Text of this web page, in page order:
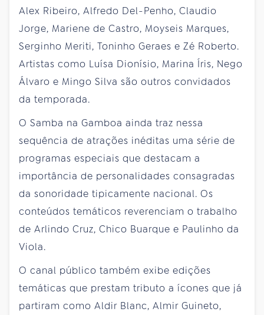
Alex Ribeiro, Alfredo Del-Penho, Claudio
Jorge, Mariene de Castro, Moyseis Marques,
Serginho Meriti, Toninho Geraes e Zé Roberto.
Artistas como Luísa Dionísio, Marina Íris, Nego
Álvaro e Mingo Silva são outros convidados
da temporada.
O Samba na Gamboa ainda traz nessa
sequência de atrações inéditas uma série de
programas especiais que destacam a
importância de personalidades consagradas
da sonoridade tipicamente nacional. Os
conteúdos temáticos reverenciam o trabalho
de Arlindo Cruz, Chico Buarque e Paulinho da
Viola.
O canal público também exibe edições
temáticas que prestam tributo a ícones que já
partiram como Aldir Blanc, Almir Guineto,